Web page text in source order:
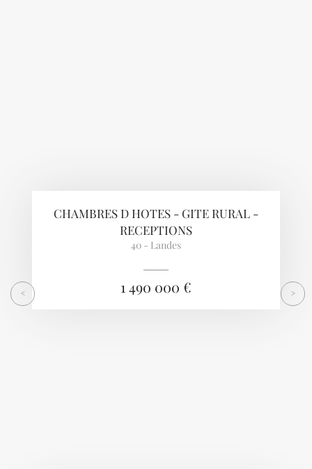
CHAMBRES D HOTES - GITE RURAL -
RECEPTIONS
40 - Landes
1 490 000 €
< >